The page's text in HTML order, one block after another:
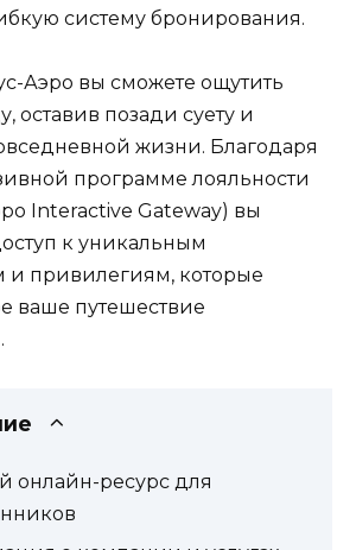
систему бронирования.
Аэро вы сможете ощутить
оставив позади суету и
жизни. Благодаря
программе лояльности
Interactive Gateway) вы
к уникальным
привилегиям, которые
ваше путешествие
онлайн-ресурс для